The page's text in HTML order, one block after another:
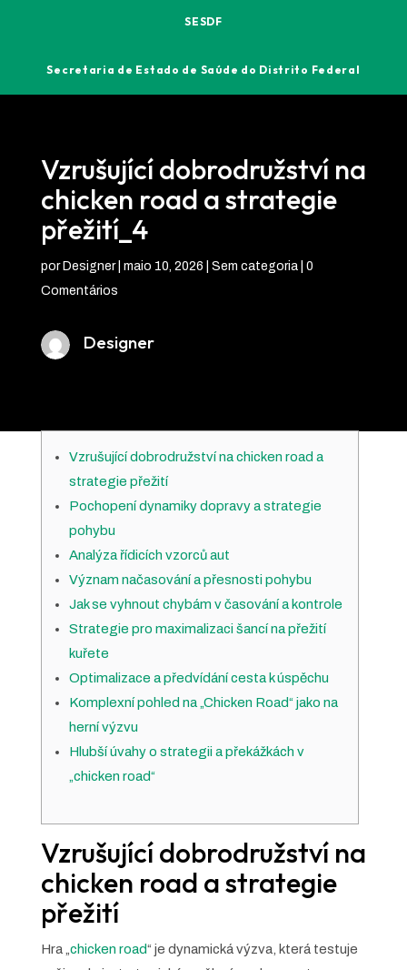
SESDF
Secretaria de Estado de Saúde do Distrito Federal
Vzrušující dobrodružství na
chicken road a strategie
přežití_4
por Designer| maio 10, 2026 | Sem categoria | 0
Comentários
Designer
Vzrušující dobrodružství na chicken road a
strategie přežití
Pochopení dynamiky dopravy a strategie
pohybu
Analýza řídicích vzorců aut
Význam načasování a přesnosti pohybu
Jak se vyhnout chybám v časování a kontrole
Strategie pro maximalizaci šancí na přežití
kuřete
Optimalizace a předvídání cesta k úspěchu
Komplexní pohled na „Chicken Road“ jako na
herní výzvu
Hlubší úvahy o strategii a překážkách v
„chicken road“
Vzrušující dobrodružství na
chicken road a strategie
přežití
Hra „ chicken road“ je dynamická výzva, která testuje